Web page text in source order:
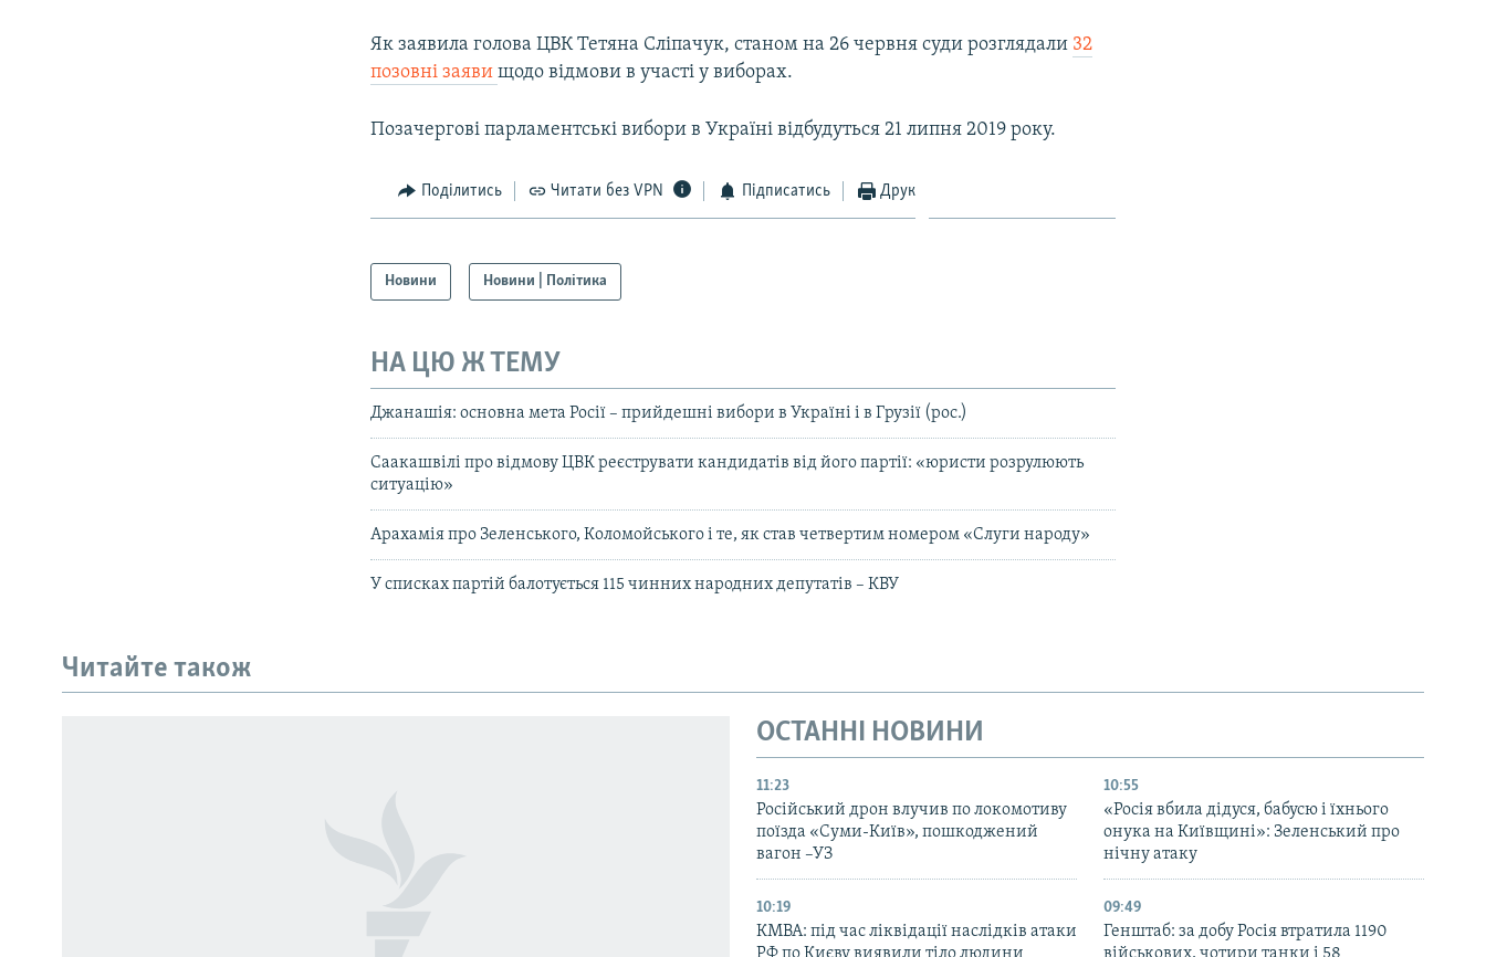
Як заявила голова ЦВК Тетяна Сліпачук, станом на 26 червня суди розглядали 32
позовні заявищодо відмови в участі у виборах.
Позачергові парламентські вибори в Україні відбудуться 21 липня 2019 року.
Поділитись Читати без VPN Підписатись Друк
Новини Новини | Політика
НА ЦЮ Ж ТЕМУ
Джанашія: основна мета Росії – прийдешні вибори в Україні і в Грузії (рос.)
Саакашвілі про відмову ЦВК реєструвати кандидатів від його партії: «юристи розрулюють
ситуацію»
Арахамія про Зеленського, Коломойського і те, як став четвертим номером «Слуги народу»
У списках партій балотується 115 чинних народних депутатів – КВУ
Читайте також
ОСТАННІ НОВИНИ
11:23
Російський дрон влучив по локомотиву
поїзда «Суми-Київ», пошкоджений
вагон –УЗ
10:55
«Росія вбила дідуся, бабусю і їхнього
онука на Київщині»: Зеленський про
нічну атаку
10:19
КМВА: під час ліквідації наслідків атаки
РФ по Києву виявили тіло людини
09:49
Генштаб: за добу Росія втратила 1190
військових, чотири танки і 58